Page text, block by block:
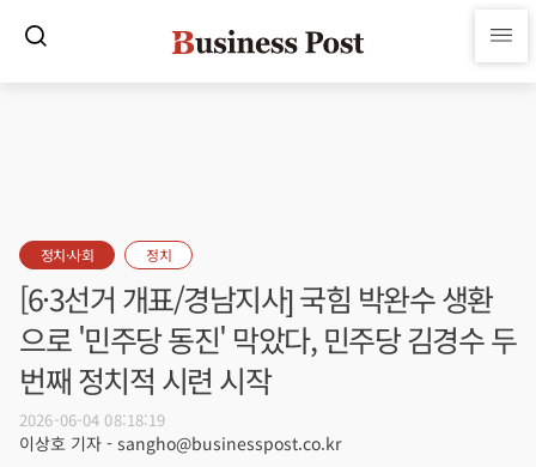
정치·사회 정치
[6·3선거 개표/경남지사] 국힘 박완수 생환
으로 '민주당 동진' 막았다, 민주당 김경수 두
번째 정치적 시련 시작
2026-06-04 08:18:19
이상호 기자 - sangho@businesspost.co.kr